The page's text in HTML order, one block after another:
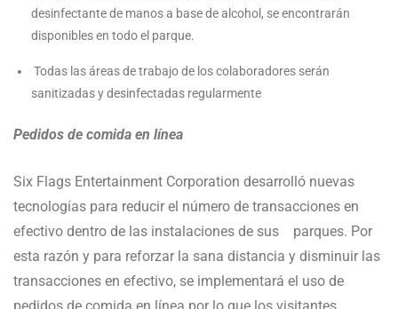
desinfectante de manos a base de alcohol, se encontrarán
disponibles en todo el parque.
Todas las áreas de trabajo de los colaboradores serán
sanitizadas y desinfectadas regularmente
Pedidos de comida en línea
Six Flags Entertainment Corporation desarrolló nuevas
tecnologías para reducir el número de transacciones en
efectivo dentro de las instalaciones de sus parques. Por
esta razón y para reforzar la sana distancia y disminuir las
transacciones en efectivo, se implementará el uso de